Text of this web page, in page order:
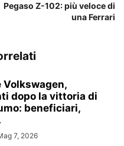
Pegaso Z-102: più veloce di
una Ferrari
Volkswagen,
dopo la vittoria di
beneficiari,
7, 2026